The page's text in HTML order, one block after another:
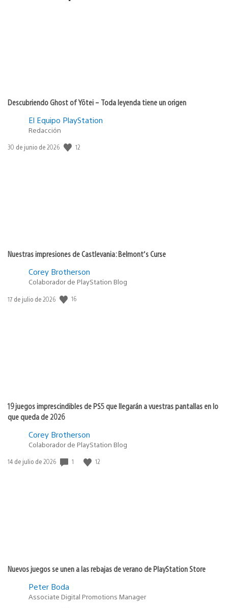
Descubriendo Ghost of Yōtei – Toda leyenda tiene un origen
El Equipo PlayStation
Redacción
Fecha
30 de junio de 2026 12
Nuestras impresiones de Castlevania: Belmont’s Curse
Corey Brotherson
Colaborador de PlayStation Blog
Fecha
17 de julio de 2026 16
19 juegos imprescindibles de PS5 que llegarán a vuestras pantallas en lo
que queda de 2026
Corey Brotherson
Colaborador de PlayStation Blog
Fecha
14 de julio de 2026 1 12
Nuevos juegos se unen a las rebajas de verano de PlayStation Store
Peter Boda
Associate Digital Promotions Manager